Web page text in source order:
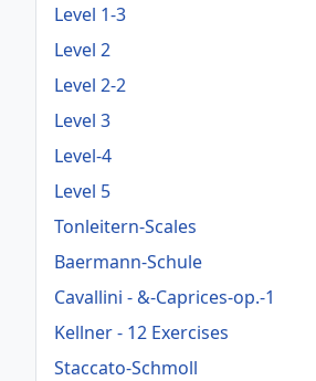
Level 1-3
Level 2
Level 2-2
Level 3
Level-4
Level 5
Tonleitern-Scales
Baermann-Schule
Cavallini - &-Caprices-op.-1
Kellner - 12 Exercises
Staccato-Schmoll